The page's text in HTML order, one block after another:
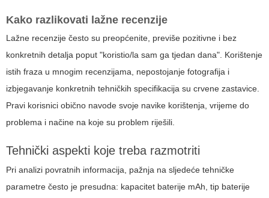
Kako razlikovati lažne recenzije
Lažne recenzije često su preopćenite, previše pozitivne i bez
konkretnih detalja poput "koristio/la sam ga tjedan dana". Korištenje
istih fraza u mnogim recenzijama, nepostojanje fotografija i
izbjegavanje konkretnih tehničkih specifikacija su crvene zastavice.
Pravi korisnici obično navode svoje navike korištenja, vrijeme do
problema i načine na koje su problem riješili.
Tehnički aspekti koje treba razmotriti
Pri analizi povratnih informacija, pažnja na sljedeće tehničke
parametre često je presudna: kapacitet baterije mAh, tip baterije